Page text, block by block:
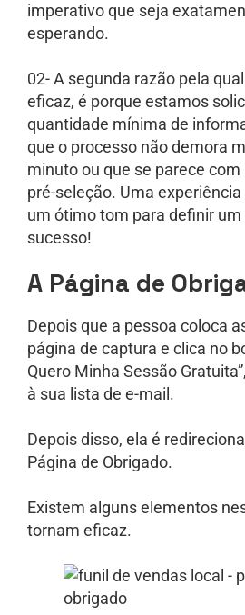
imperativo que seja
esperando.
02- A segunda razão pela
eficaz, é porque estamos
quantidade mínima de
que o processo não demora
minuto ou que se parece
pré-seleção. Uma
um ótimo tom para definir um
sucesso!
A Página de
Depois que a pessoa coloca
página de captura e clica no
Quero Minha Sessão
à sua lista de e-mail.
Depois disso, ela é
Página de Obrigado.
Existem alguns elementos
tornam eficaz.